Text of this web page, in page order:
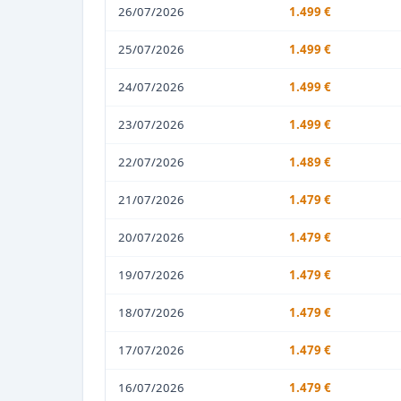
26/07/2026 1.499 €
25/07/2026 1.499 €
24/07/2026 1.499 €
23/07/2026 1.499 €
22/07/2026 1.489 €
21/07/2026 1.479 €
20/07/2026 1.479 €
19/07/2026 1.479 €
18/07/2026 1.479 €
17/07/2026 1.479 €
16/07/2026 1.479 €